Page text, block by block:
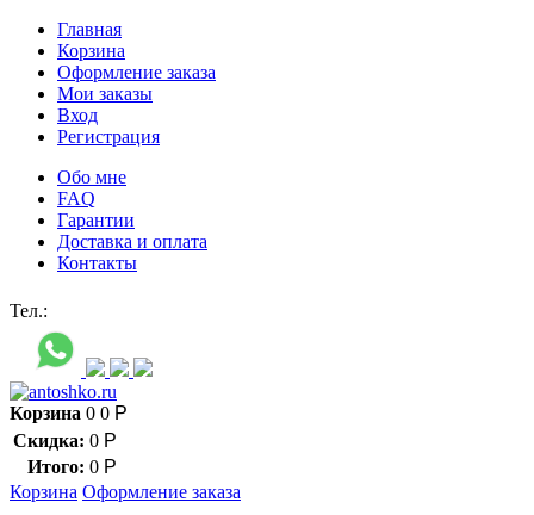
Главная
Корзина
Оформление заказа
Мои заказы
Вход
Регистрация
Обо мне
FAQ
Гарантии
Доставка и оплата
Контакты
Тел.:
Корзина 0 0 Р
Скидка: 0 Р
Итого: 0 Р
Корзина Оформление заказа